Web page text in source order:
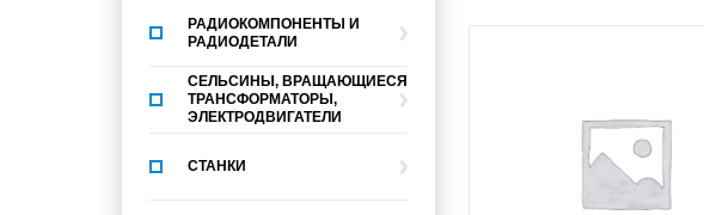
РАДИОКОМПОНЕНТЫ И
РАДИОДЕТАЛИ
СЕЛЬСИНЫ, ВРАЩАЮЩИЕСЯ
ТРАНСФОРМАТОРЫ,
ЭЛЕКТРОДВИГАТЕЛИ
СТАНКИ